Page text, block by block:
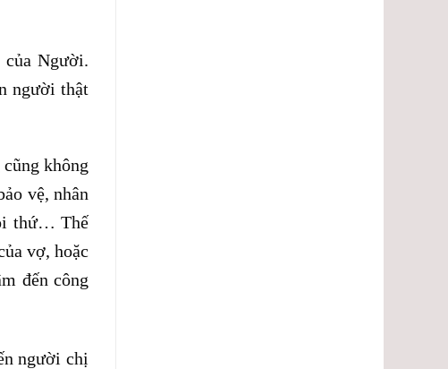
Người.
người thật
không
vệ, nhân
thứ… Thế
vợ, hoặc
đến công
người chị